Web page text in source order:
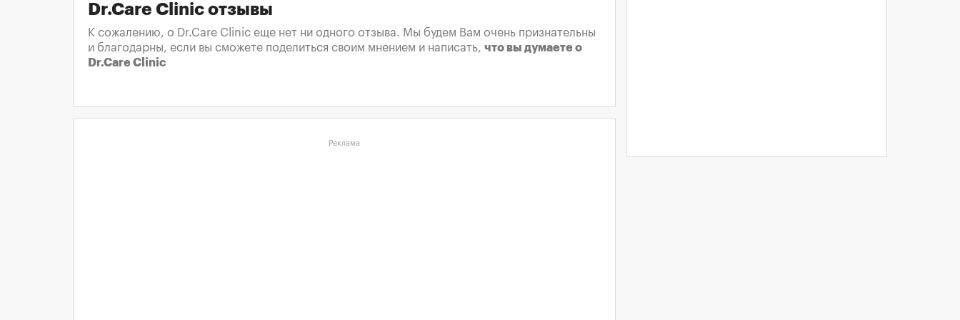
Dr.Care Clinic отзывы
К сожалению, о Dr.Care Clinic еще нет ни одного отзыва. Мы будем Вам очень признательны
и благодарны, если вы сможете поделиться своим мнением и написать, что вы думаете о
Dr.Care Clinic
Реклама